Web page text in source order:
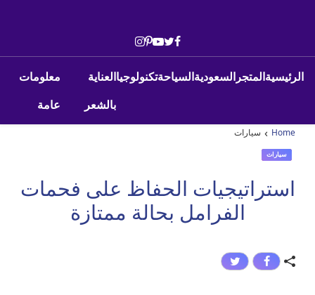
Main Navigation
الرئيسيةالمتجرالسعوديةالسياحةتكنولوجياالعناية
بالشعر
معلومات
عامة
Home
› سيارات
سيارات
استراتيجيات الحفاظ على فحمات
الفرامل بحالة ممتازة